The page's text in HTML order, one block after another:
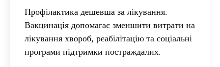
Профілактика дешевша за лікування.
Вакцинація допомагає зменшити витрати на
лікування хвороб, реабілітацію та соціальні
програми підтримки постраждалих.